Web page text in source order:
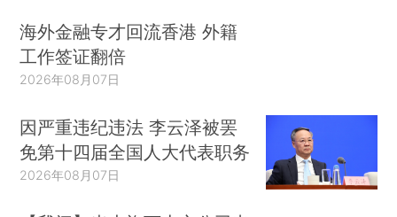
海外金融专才回流香港 外籍
工作签证翻倍
2026年08月07日
因严重违纪违法 李云泽被罢
免第十四届全国人大代表职务
2026年08月07日